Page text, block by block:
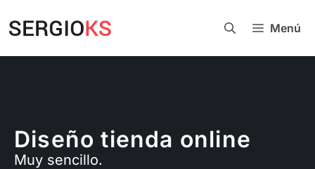
Menú
Diseño tienda online
Muy sencillo.